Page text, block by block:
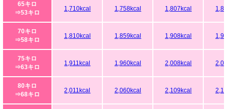
65キロ
⇒53キロ
1,710kcal 1,758kcal 1,807kcal
70キロ
⇒58キロ
1,810kcal 1,859kcal 1,908kcal
75キロ
⇒63キロ
1,911kcal 1,960kcal 2,008kcal
80キロ
⇒68キロ
2,011kcal 2,060kcal 2,109kcal